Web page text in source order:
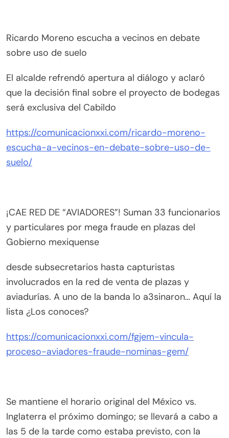
Ricardo Moreno escucha a vecinos en debate
sobre uso de suelo
El alcalde refrendó apertura al diálogo y aclaró
que la decisión final sobre el proyecto de bodegas
será exclusiva del Cabildo
https://comunicacionxxi.com/ricardo-moreno-
escucha-a-vecinos-en-debate-sobre-uso-de-
suelo/
¡CAE RED DE “AVIADORES”! Suman 33 funcionarios
y particulares por mega fraude en plazas del
Gobierno mexiquense
desde subsecretarios hasta capturistas
involucrados en la red de venta de plazas y
aviadurías. A uno de la banda lo a3sinaron… Aquí la
lista ¿Los conoces?
https://comunicacionxxi.com/fgjem-vincula-
proceso-aviadores-fraude-nominas-gem/
Se mantiene el horario original del México vs.
Inglaterra el próximo domingo; se llevará a cabo a
las 5 de la tarde como estaba previsto, con la